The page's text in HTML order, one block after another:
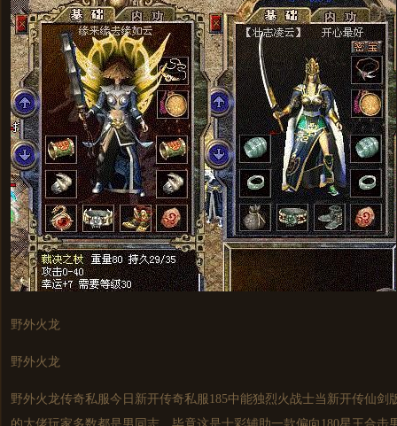
野外火龙
野外火龙
野外火龙传奇私服今日 新开传奇私服185中能独烈火战士当新开传仙剑